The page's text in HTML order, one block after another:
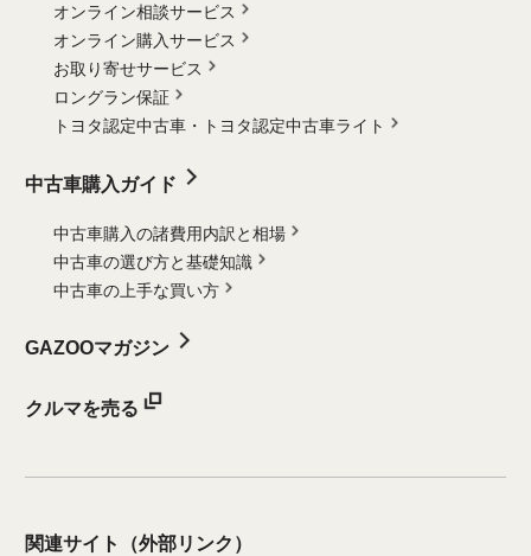
オンライン相談サービス
オンライン購入サービス
お取り寄せサービス
ロングラン保証
トヨタ認定中古車・
トヨタ認定中古車ライト
中古車購入ガイド
中古車購入の諸費用内訳と相場
中古車の選び方と基礎知識
中古車の上手な買い方
GAZOOマガジン
クルマを売る
関連サイト （外部リンク）